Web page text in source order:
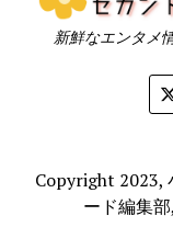
新鮮なエンタメ
Copyright 2023,
ード編集部,